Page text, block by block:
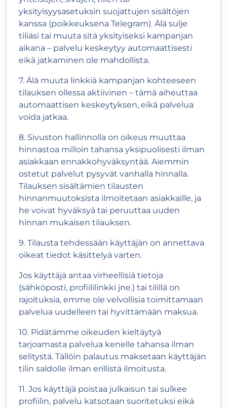
yksityisyysasetuksin suojattujen sisältöjen
kanssa (poikkeuksena Telegram). Älä sulje
tiliäsi tai muuta sitä yksityiseksi kampanjan
aikana – palvelu keskeytyy automaattisesti
eikä jatkaminen ole mahdollista.
7. Älä muuta linkkiä kampanjan kohteeseen
tilauksen ollessa aktiivinen – tämä aiheuttaa
automaattisen keskeytyksen, eikä palvelua
voida jatkaa.
8. Sivuston hallinnolla on oikeus muuttaa
hinnastoa milloin tahansa yksipuolisesti ilman
asiakkaan ennakkohyväksyntää. Aiemmin
ostetut palvelut pysyvät vanhalla hinnalla.
Tilauksen sisältämien tilausten
hinnanmuutoksista ilmoitetaan asiakkaille, ja
he voivat hyväksyä tai peruuttaa uuden
hinnan mukaisen tilauksen.
9. Tilausta tehdessään käyttäjän on annettava
oikeat tiedot käsittelyä varten.
Jos käyttäjä antaa virheellisiä tietoja
(sähköposti, profiililinkki jne.) tai tilillä on
rajoituksia, emme ole velvollisia toimittamaan
palvelua uudelleen tai hyvittämään maksua.
10. Pidätämme oikeuden kieltäytyä
tarjoamasta palvelua kenelle tahansa ilman
selitystä. Tällöin palautus maksetaan käyttäjän
tilin saldolle ilman erillistä ilmoitusta.
11. Jos käyttäjä poistaa julkaisun tai sulkee
profiilin, palvelu katsotaan suoritetuksi eikä